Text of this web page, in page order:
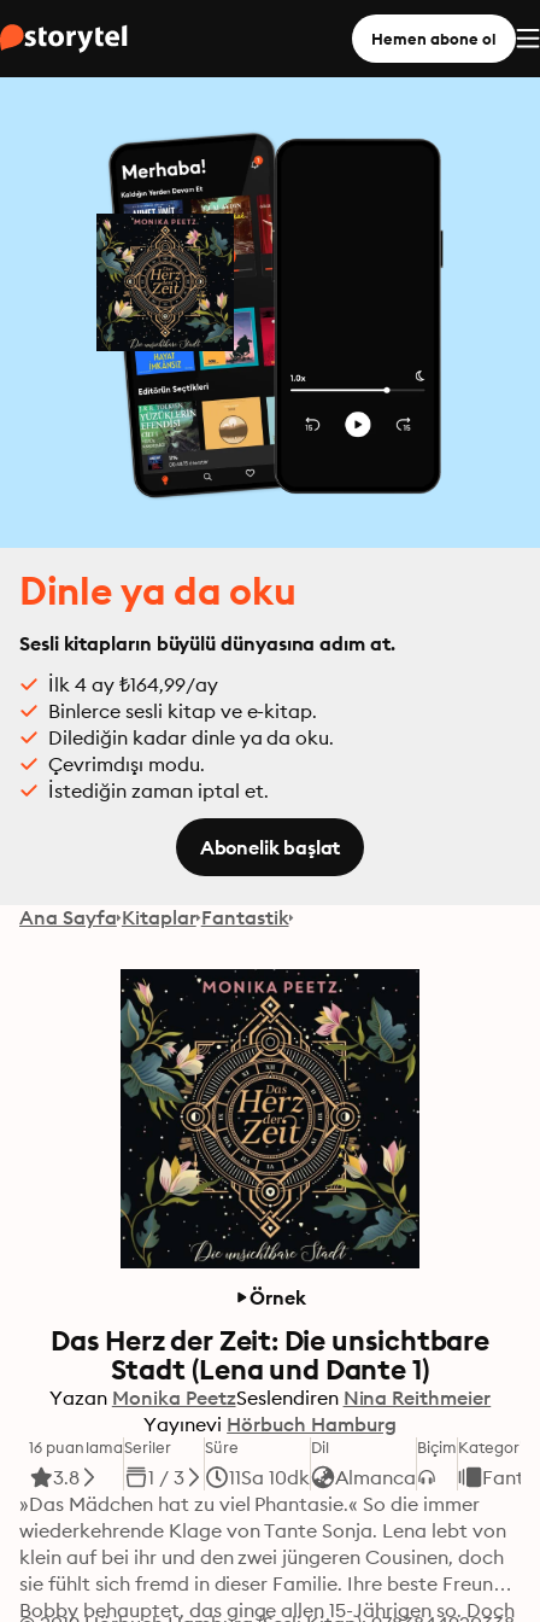
Hemen abone ol
Dinle ya da oku
Sesli kitapların büyülü dünyasına adım at.
İlk 4 ay ₺164,99/ay
Binlerce sesli kitap ve e-kitap.
Dilediğin kadar dinle ya da oku.
Çevrimdışı modu.
İstediğin zaman iptal et.
Abonelik başlat
Ana Sayfa Kitaplar Fantastik
Örnek
Das Herz der Zeit: Die unsichtbare
Stadt (Lena und Dante 1)
Yazan Monika PeetzSeslendiren Nina Reithmeier
Yayınevi Hörbuch Hamburg
16 puanlama
3.8
Seriler
1 / 3
Süre
11Sa 10dk
Dil
Almanca
BiçimKategori
»Das Mädchen hat zu viel Phantasie.« So die immer
wiederkehrende Klage von Tante Sonja. Lena lebt von
klein auf bei ihr und den zwei jüngeren Cousinen, doch
sie fühlt sich fremd in dieser Familie. Ihre beste Freundin
Bobby behauptet, das ginge allen 15-Jährigen so. Doch